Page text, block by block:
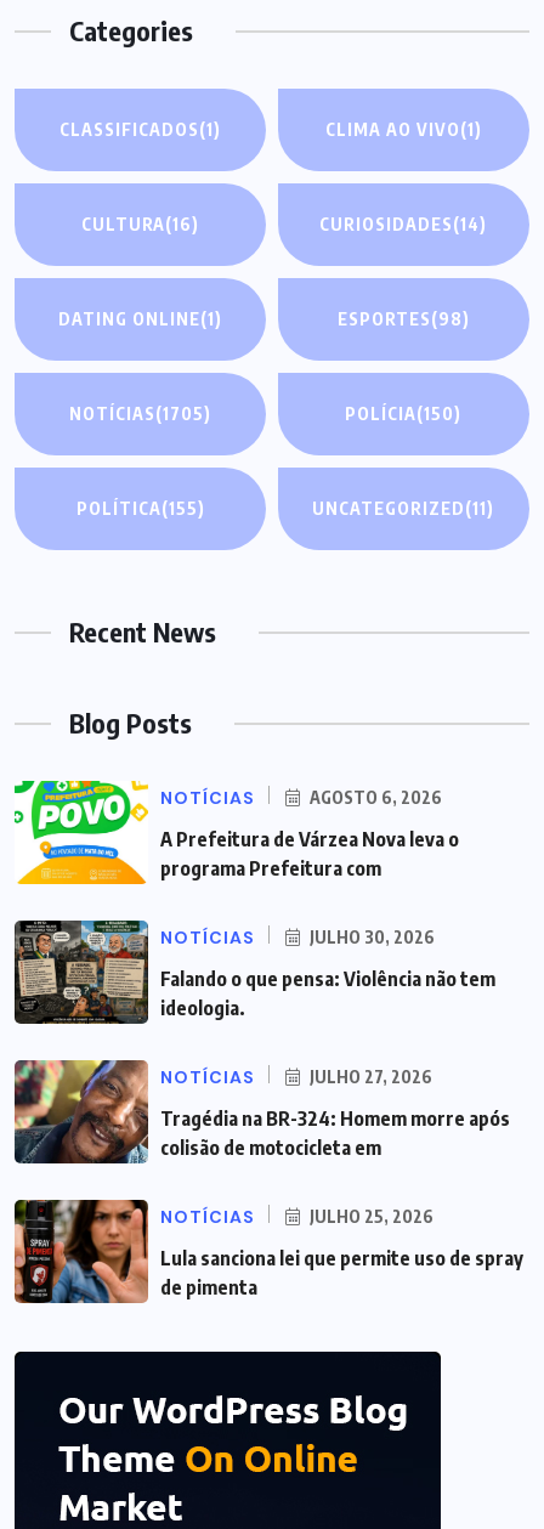
Categories
CLASSIFICADOS(1) CLIMA AO VIVO(1)
CULTURA(16) CURIOSIDADES(14)
DATING ONLINE(1) ESPORTES(98)
NOTÍCIAS(1705) POLÍCIA(150)
POLÍTICA(155) UNCATEGORIZED(11)
Recent News
Blog Posts
NOTÍCIAS AGOSTO 6, 2026
A Prefeitura de Várzea Nova leva o
programa Prefeitura com
NOTÍCIAS JULHO 30, 2026
Falando o que pensa: Violência não tem
ideologia.
NOTÍCIAS JULHO 27, 2026
Tragédia na BR-324: Homem morre após
colisão de motocicleta em
NOTÍCIAS JULHO 25, 2026
Lula sanciona lei que permite uso de spray
de pimenta